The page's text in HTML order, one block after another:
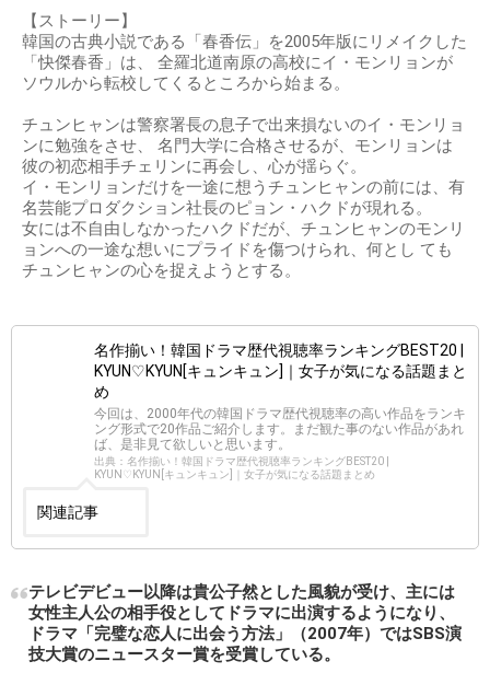
【ストーリー】
韓国の古典小説である「春香伝」を2005年版にリメイクした
「快傑春香」は、 全羅北道南原の高校にイ・モンリョンが
ソウルから転校してくるところから始まる。
チュンヒャンは警察署長の息子で出来損ないのイ・モンリョ
ンに勉強をさせ、 名門大学に合格させるが、モンリョンは
彼の初恋相手チェリンに再会し、心が揺らぐ。
イ・モンリョンだけを一途に想うチュンヒャンの前には、有
名芸能プロダクション社長のピョン・ハクドが現れる。
女には不自由しなかったハクドだが、チュンヒャンのモンリ
ョンへの一途な想いにプライドを傷つけられ、何とし ても
チュンヒャンの心を捉えようとする。
名作揃い！韓国ドラマ歴代視聴率ランキングBEST20 |
KYUN♡KYUN[キュンキュン]｜女子が気になる話題まと
め
今回は、2000年代の韓国ドラマ歴代視聴率の高い作品をランキ
ング形式で20作品ご紹介します。まだ観た事のない作品があれ
ば、是非見て欲しいと思います。
出典：名作揃い！韓国ドラマ歴代視聴率ランキングBEST20 |
KYUN♡KYUN[キュンキュン]｜女子が気になる話題まとめ
関連記事
テレビデビュー以降は貴公子然とした風貌が受け、主には
女性主人公の相手役としてドラマに出演するようになり、
ドラマ「完璧な恋人に出会う方法」（2007年）ではSBS演
技大賞のニュースター賞を受賞している。